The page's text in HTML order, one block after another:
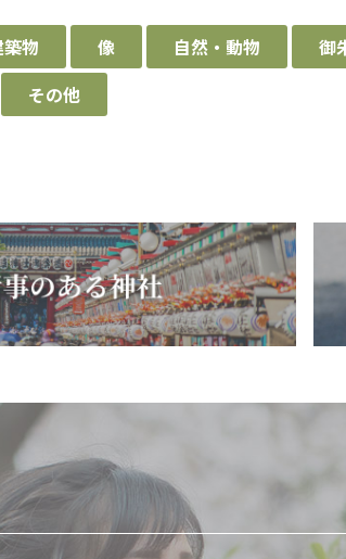
物 像 自然・動物 御
その他